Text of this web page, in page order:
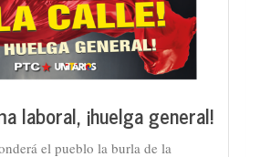
laboral, ¡huelga general!
el pueblo la burla de la